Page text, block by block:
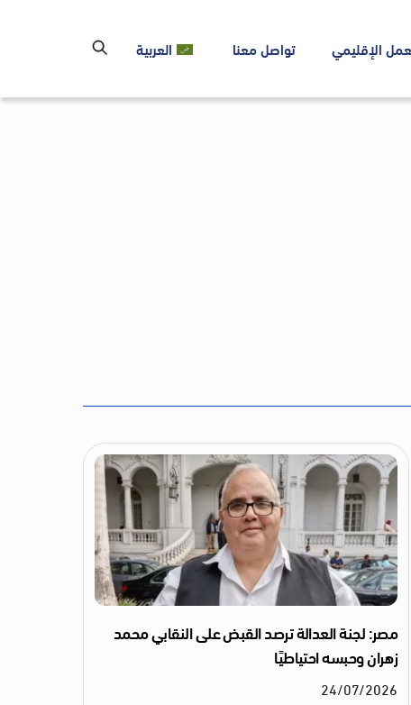
الإقليمي تواصل معنا العربية
مصر: لجنة العدالة ترصد القبض على النقابي محمد
زهران وحبسه احتياطيًا
24/07/2026